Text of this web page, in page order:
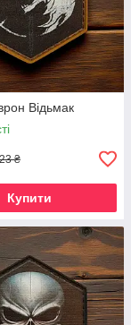
Відьмак
₴
Купити